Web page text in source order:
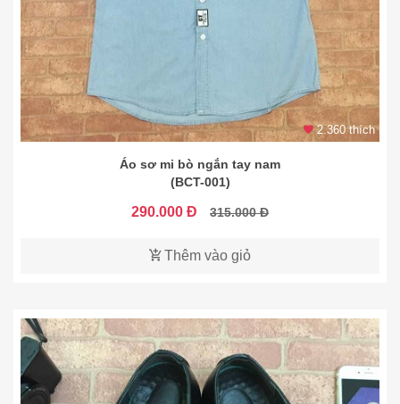
2.360 thích
Áo sơ mi bò ngắn tay nam
(BCT-001)
290.000 Đ 315.000 Đ
Thêm vào giỏ